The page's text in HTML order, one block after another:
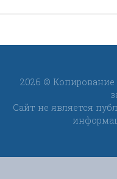
2026 ©
Сайт не является